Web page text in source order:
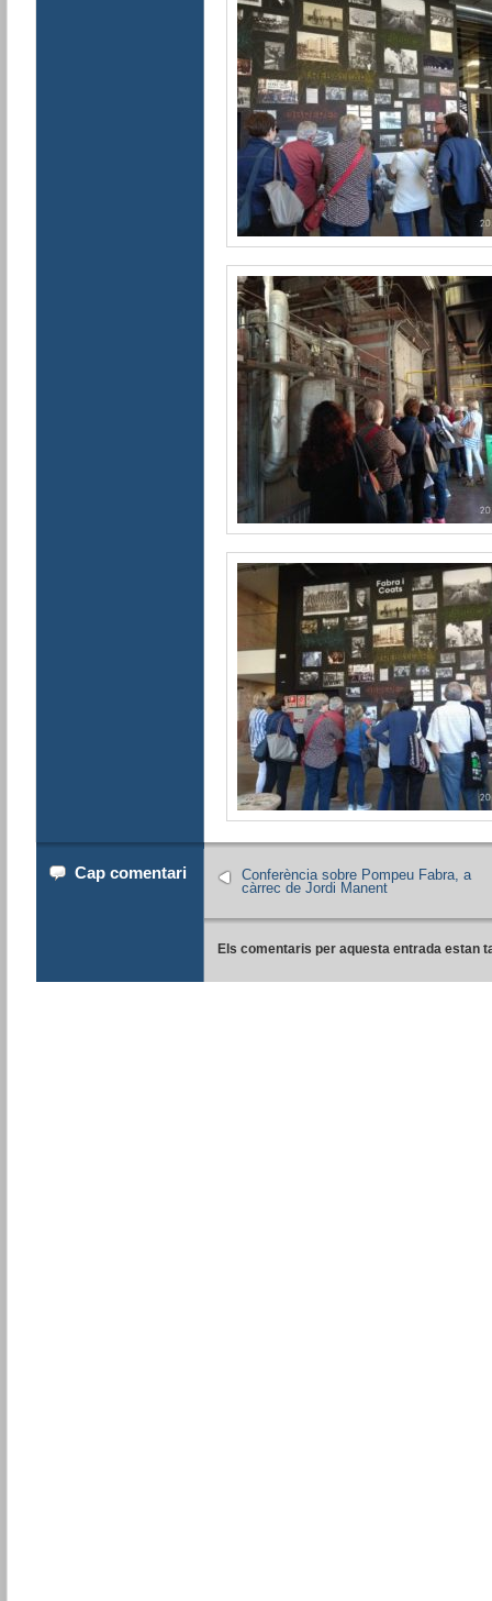
Cap comentari
Conferència sobre Pompeu Fabra, a
càrrec de Jordi Manent
Els comentaris per aquesta entrada estan